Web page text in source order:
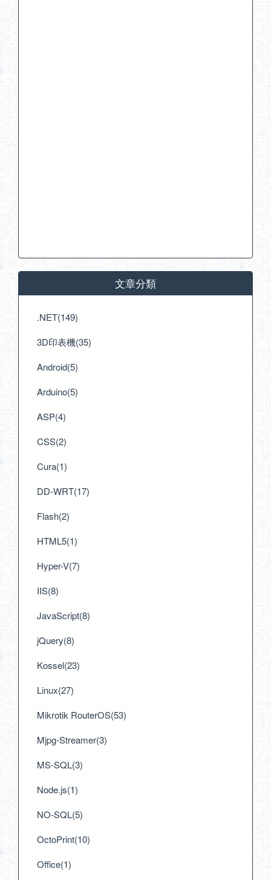
文章分類
.NET(149)
3D印表機(35)
Android(5)
Arduino(5)
ASP(4)
CSS(2)
Cura(1)
DD-WRT(17)
Flash(2)
HTML5(1)
Hyper-V(7)
IIS(8)
JavaScript(8)
jQuery(8)
Kossel(23)
Linux(27)
Mikrotik RouterOS(53)
Mjpg-Streamer(3)
MS-SQL(3)
Node.js(1)
NO-SQL(5)
OctoPrint(10)
Office(1)